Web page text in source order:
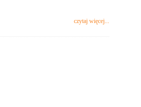
czytaj więcej...